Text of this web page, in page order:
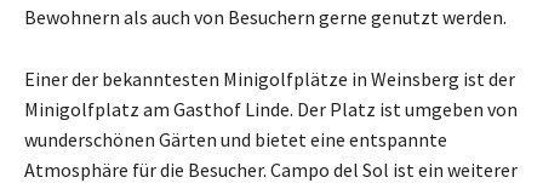
Bewohnern als auch von Besuchern gerne genutzt werden.
Einer der bekanntesten Minigolfplätze in Weinsberg ist der
Minigolfplatz am Gasthof Linde. Der Platz ist umgeben von
wunderschönen Gärten und bietet eine entspannte
Atmosphäre für die Besucher. Campo del Sol ist ein weiterer